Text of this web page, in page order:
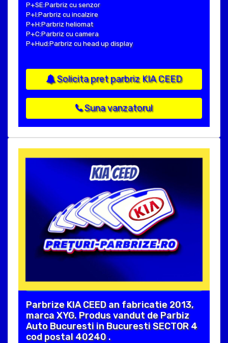
P+SE:Parbriz cu senzor
P+I:Parbriz cu incalzire
P+H:Parbriz heliomat
P+C:Parbriz cu camera
P+Hud:Parbriz cu head up display
Solicita pret parbriz KIA CEED
Suna vanzatorul
Parbrize KIA CEED an fabricatie 2013,
marca XYG. Produs vandut de Parbiz
Auto Bucuresti in Bucuresti SECTOR 4
cod postal 40240 .